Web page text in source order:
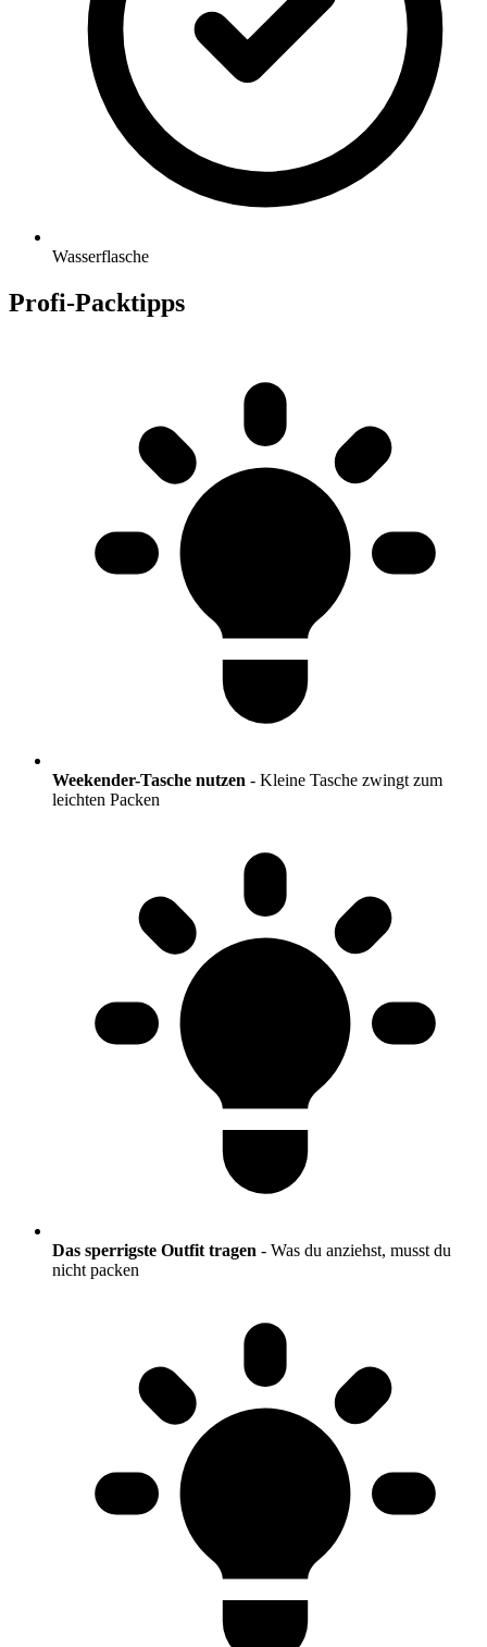
Wasserflasche
Profi-Packtipps
Weekender-Tasche nutzen - Kleine Tasche zwingt zum
leichten Packen
Das sperrigste Outfit tragen - Was du anziehst, musst du
nicht packen